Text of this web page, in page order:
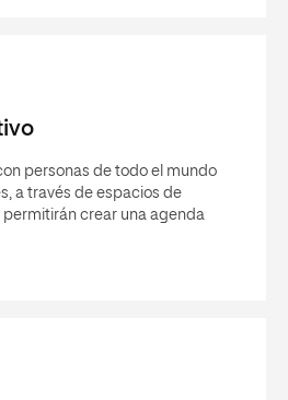
personas de todo el mundo
a través de espacios de
crear una agenda